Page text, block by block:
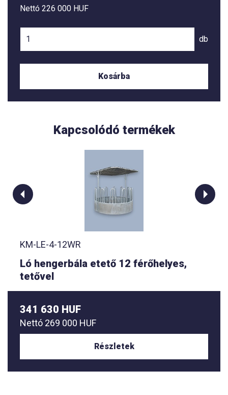
Nettó 226 000 HUF
db
Kosárba
Kapcsolódó termékek
KM-LE-4-12WR
Ló hengerbála etető 12 férőhelyes,
tetővel
341 630 HUF
Nettó 269 000 HUF
Részletek